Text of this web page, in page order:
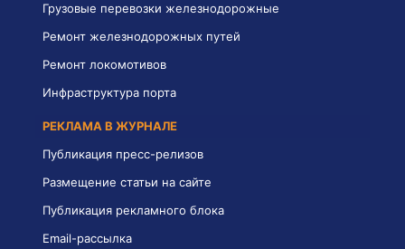
Грузовые перевозки железнодорожные
Ремонт железнодорожных путей
Ремонт локомотивов
Инфраструктура порта
РЕКЛАМА В ЖУРНАЛЕ
Публикация пресс-релизов
Размещение статьи на сайте
Публикация рекламного блока
Email-рассылка